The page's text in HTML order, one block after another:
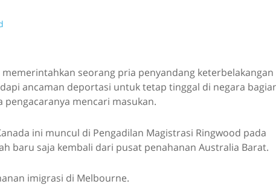
seorang pria penyandang keterbelakangan
ancaman deportasi untuk tetap tinggal di negara
mencari masukan.
ini muncul di Pengadilan Magistrasi Ringwood pada
baru saja kembali dari pusat penahanan Australia Barat.
imigrasi di Melbourne.